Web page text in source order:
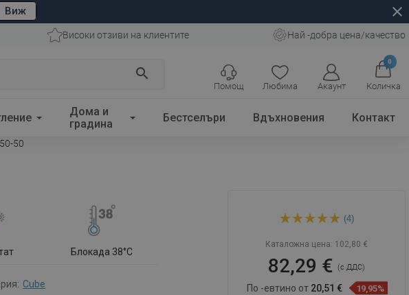
Виж close
Високи отзиви на клиентите Най -добра цена/качество
search
Любима Акаунт
0
Количка
Помощ
Дома и
градина
Бестселъри Вдъхновения Контакт
50
Блокада 38°C
Cube
душ батерия, златен -
(4)
Каталожна цена: 102,80 €
82,29 €(с ДДС)
По -евтино от 20,51 €
19,95%